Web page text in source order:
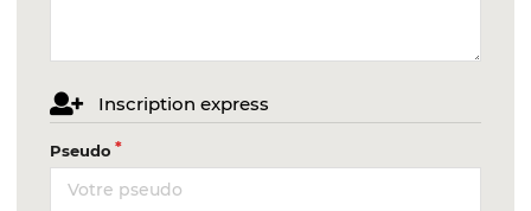
Inscription express
Pseudo